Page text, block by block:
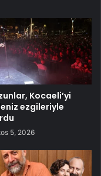
Kocaeli’yi
ezgileriyle
5, 2026